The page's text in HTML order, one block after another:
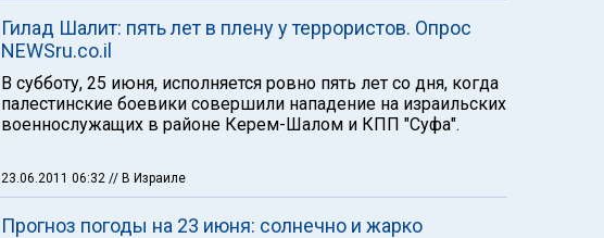
Гилад Шалит: пять лет в плену у террористов. Опрос
NEWSru.co.il
В субботу, 25 июня, исполняется ровно пять лет со дня, когда
палестинские боевики совершили нападение на израильских
военнослужащих в районе Керем-Шалом и КПП "Суфа".
23.06.2011 06:32 // В Израиле
Прогноз погоды на 23 июня: солнечно и жарко